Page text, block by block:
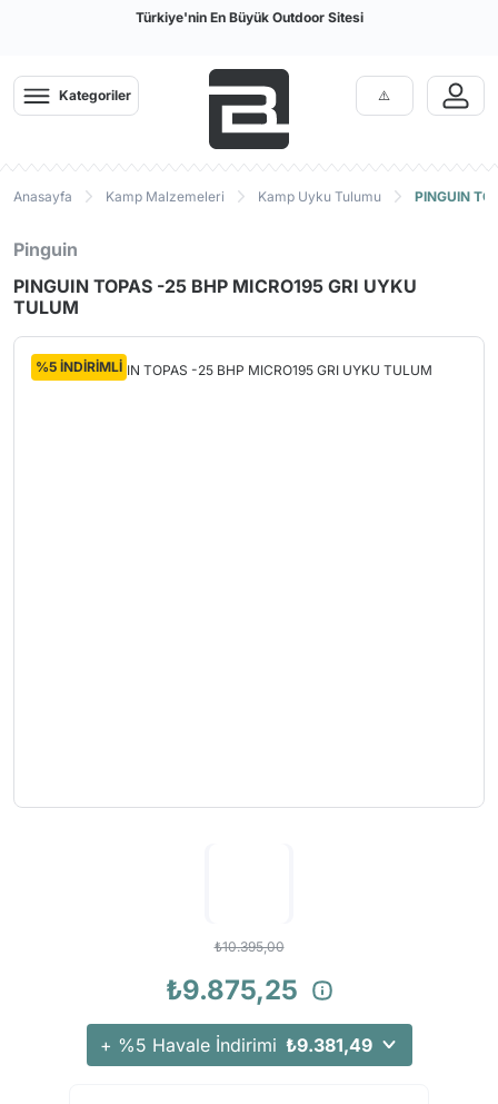
Türkiye'nin En Büyük Outdoor Sitesi
Kategoriler
Anasayfa Kamp Malzemeleri Kamp Uyku Tulumu PINGUIN
Pinguin
PINGUIN TOPAS -25 BHP MICRO195 GRI UYKU
TULUM
%5 İNDİRİMLİ
₺10.395,00
₺9.875,25
+ %5 Havale İndirimi ₺9.381,49